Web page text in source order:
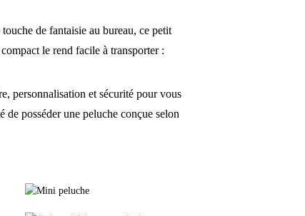
de fantaisie au bureau, ce petit
le rend facile à transporter :
personnalisation et sécurité pour vous
posséder une peluche conçue selon